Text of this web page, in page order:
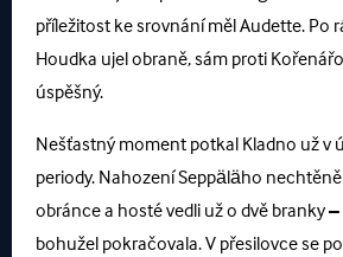
příležitost ke srovnání měl Audette. Po
Houdka ujel obraně, sám proti
úspěšný.
Nešťastný moment potkal Kladno už v
periody. Nahození Seppäläho
obránce a hosté vedli už o dvě branky–
bohužel pokračovala. V přesilovce se